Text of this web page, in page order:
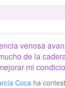
venosa
de la
mi
Coca ha